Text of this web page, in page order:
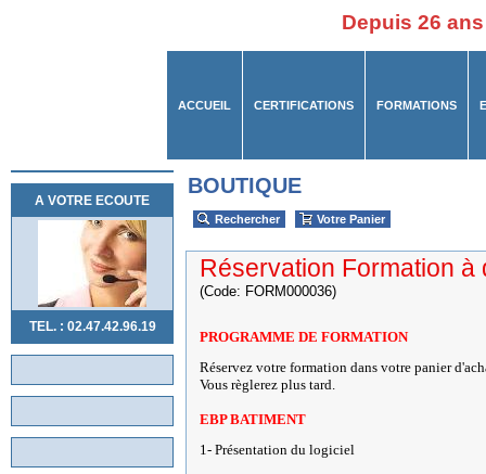
Depuis 26 ans
ACCUEIL CERTIFICATIONS FORMATIONS
A VOTRE ECOUTE
TEL. : 02.47.42.96.19
BOUTIQUE
Rechercher Votre Panier
Réservation Formation à
(Code: FORM000036)
PROGRAMME DE FORMATION
Réservez votre formation dans votre panier
Vous règlerez plus tard.
EBP BATIMENT
1- Présentation du logiciel